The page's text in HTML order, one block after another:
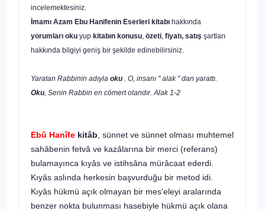
incelemektesiniz.
İmamı Azam Ebu Hanifenin Eserleri kitabı hakkında
yorumları oku yup kitabın konusu özeti fiyatı, satış şartları
hakkında bilgiyi geniş bir şekilde edinebilirsiniz.
Yaratan Rabbinin adıyla oku . O, insanı " alak " dan yarattı.
Oku , Senin Rabbin en cömert olandır. Alak 1-2
Ebû Hanîfe kitâb , sünnet ve sünnet olması muhtemel
sahâbenin fetvâ ve kazâlarına bir merci (referans)
bulamayınca kıyâs ve istihsâna mürâcaat ederdi.
Kıyâs aslında herkesin başvurduğu bir metod idi.
Kıyâs hükmü açık olmayan bir mes'eleyi aralarında
benzer nokta bulunması hasebiyle hükmü açık olana